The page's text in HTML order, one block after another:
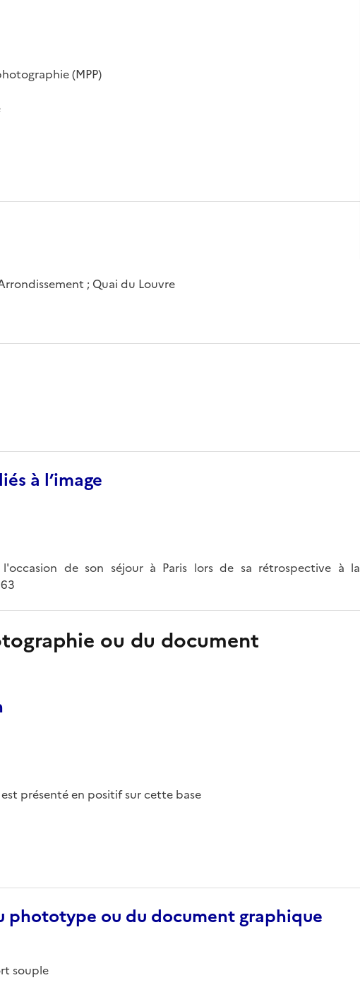
(MPP)
; Quai du Louvre
à l’image
de son séjour à Paris lors de sa rétrospective à la
ou du document
présenté en positif sur cette base
ou du document graphique
souple